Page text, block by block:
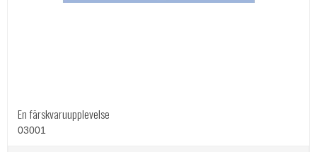
En färskvaruupplevelse
03001